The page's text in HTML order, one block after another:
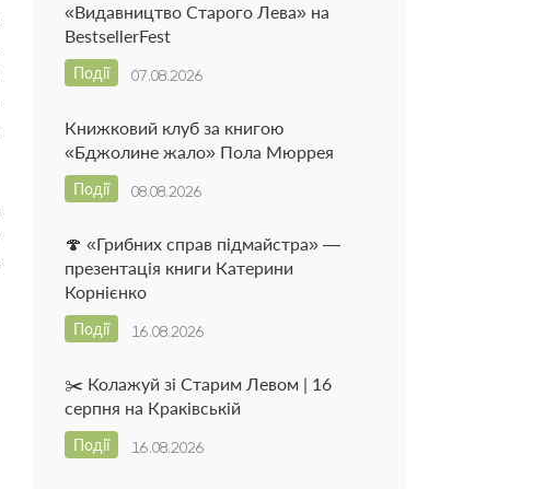
«Видавництво Старого Лева» на
BestsellerFest
07.08.2026
Події
Книжковий клуб за книгою
«Бджолине жало» Пола Мюррея
08.08.2026
Події
🍄 «Грибних справ підмайстра» —
презентація книги Катерини
Корнієнко
16.08.2026
Події
✂️ Колажуй зі Старим Левом | 16
серпня на Краківській
16.08.2026
Події